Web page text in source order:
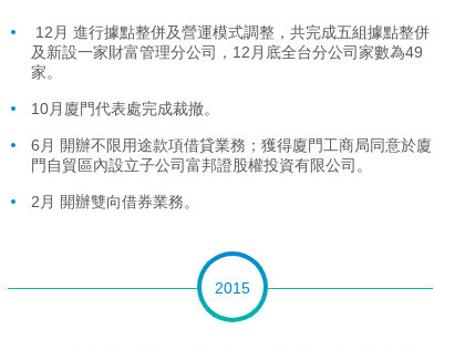
12月 進行據點整併及營運模式調整，共完成五組據點整併
及新設一家財富管理分公司，12月底全台分公司家數為49
家。
10月廈門代表處完成裁撤。
6月 開辦不限用途款項借貸業務；獲得廈門工商局同意於廈
門自貿區內設立子公司富邦證股權投資有限公司。
2月 開辦雙向借券業務。
2015